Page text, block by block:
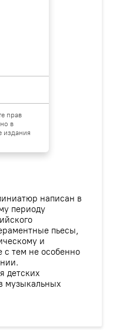
прав
в
издания
написан в
периоду
пьесы,
и
с тем не особенно
детских
музыкальных